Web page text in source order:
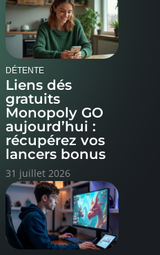
DÉTENTE
Liens dés
gratuits
Monopoly GO
aujourd’hui :
récupérez vos
lancers bonus
31 juillet 2026